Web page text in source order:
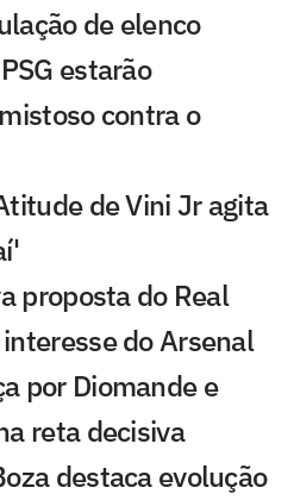
de elenco
estarão
contra o
de Vini Jr agita
proposta do Real
do Arsenal
por Diomande e
reta decisiva
destaca evolução